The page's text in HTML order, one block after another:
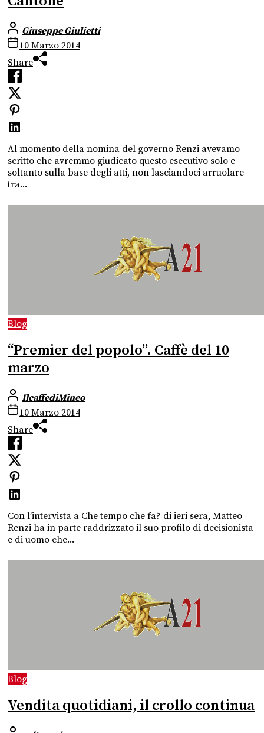
Giuseppe Giulietti
10 Marzo 2014
Share
Al momento della nomina del governo Renzi avevamo
scritto che avremmo giudicato questo esecutivo solo e
soltanto sulla base degli atti, non lasciandoci arruolare
tra...
Blog
“Premier del popolo”. Caffè del 10
marzo
IlcaffediMineo
10 Marzo 2014
Share
Con l’intervista a Che tempo che fa? di ieri sera, Matteo
Renzi ha in parte raddrizzato il suo profilo di decisionista
e di uomo che...
Blog
Vendita quotidiani, il crollo continua